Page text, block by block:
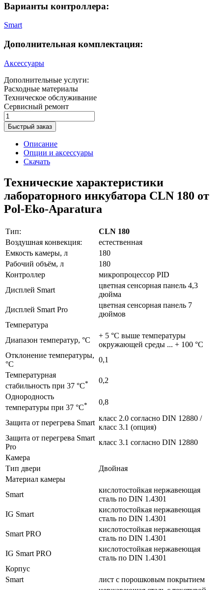
Варианты контроллера:
Smart
Дополнительная комплектация:
Аксессуары
Дополнительные услуги:
Расходные материалы
Техническое обслуживание
Сервисный ремонт
Быстрый заказ
Описание
Опции и аксессуары
Скачать
Технические характеристики
лабораторного инкубатора CLN 180 от
Pol-Eko-Aparatura
Тип:
CLN 180
Воздушная конвекция:
естественная
Емкость камеры, л
180
Рабочий объём, л
180
Контроллер
микропроцессор PID
Дисплей Smart
цветная сенсорная панель 4,3
дюйма
Дисплей Smart Pro
цветная сенсорная панель 7
дюймов
Температура
Диапазон температур, °C
+ 5 °C выше температуры
окружающей среды ... + 100 °C
Отклонение температуры,
°C
0,1
Температурная
стабильность при 37 °C*
0,2
Однородность
температуры при 37 °C* 0,8
Защита от перегрева Smart
класс 2.0 согласно DIN 12880 /
класс 3.1 (опция)
Защита от перегрева Smart
Pro
класс 3.1 согласно DIN 12880
Камера
Тип двери
Двойная
Материал камеры
Smart
кислотостойкая нержавеющая
сталь по DIN 1.4301
IG Smart
кислотостойкая нержавеющая
сталь по DIN 1.4301
Smart PRO
кислотостойкая нержавеющая
сталь по DIN 1.4301
IG Smart PRO
кислотостойкая нержавеющая
сталь по DIN 1.4301
Корпус
Smart
лист с порошковым покрытием